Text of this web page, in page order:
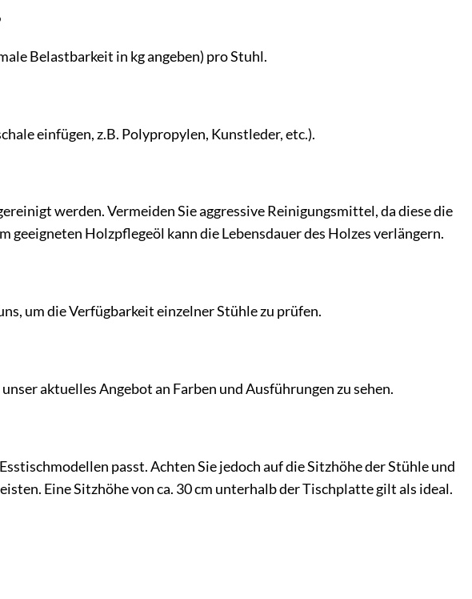
Belastbarkeit in kg angeben) pro Stuhl.
einfügen, z.B. Polypropylen, Kunstleder, etc.).
werden. Vermeiden Sie aggressive Reinigungsmittel, da diese die
Holzpflegeöl kann die Lebensdauer des Holzes verlängern.
um die Verfügbarkeit einzelner Stühle zu prüfen.
aktuelles Angebot an Farben und Ausführungen zu sehen.
passt. Achten Sie jedoch auf die Sitzhöhe der Stühle und
Eine Sitzhöhe von ca. 30 cm unterhalb der Tischplatte gilt als ideal.